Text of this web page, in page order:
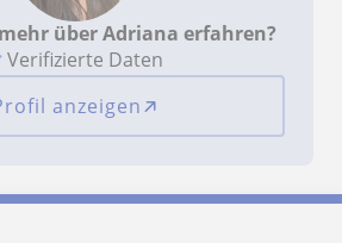
über Adriana erfahren?
Verifizierte Daten
anzeigen